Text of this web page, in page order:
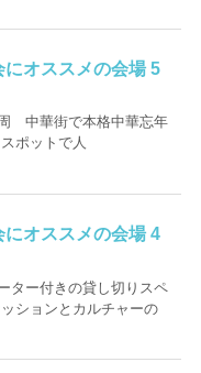
オススメの会場 5
中華街で本格中華忘年
ポットで人
オススメの会場 4
ター付きの貸し切りスペ
ションとカルチャーの